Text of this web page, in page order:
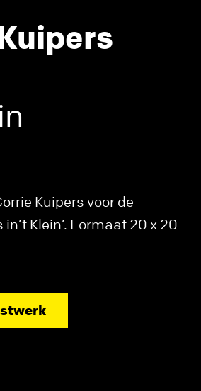
Kuipers voor de
in’t Klein’. Formaat 20 x 20